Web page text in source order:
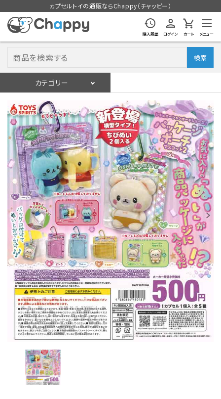
カプセルトイの通販ならChappy（チャッピー）
購入履歴 ログイン カート メニュー
検索
カテゴリー
ログイン 会員登録
入荷スケジュールをチェック
カプセルトイマシン本体
カプセルトイ
販促用空カプセル
レンタル
景品・玩具・文具
販促用カプセルトイ
よくあるご質問